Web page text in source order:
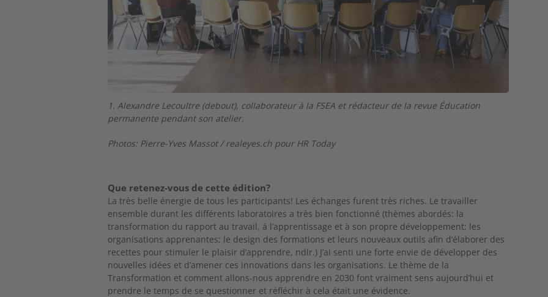
1. Alexandre Lecoultre (debout), collaborateur à la FSEA et rédacteur de la revue Éducation
permanente pendant son atelier.
Photos: Pierre-Yves Massot / realeyes.ch pour HR Today
Que retenez-vous de cette édition?
La très belle énergie de tous les participants! Les échanges furent très riches. Le travailler
ensemble durant les différents laboratoires a très bien fonctionné (thèmes abordés: la
transformation du rapport au travail, à l’apprentissage et à son propre développement; les
organisations apprenantes; le design des formations et leurs nouveaux outils afin d’élaborer des
recettes pour stimuler le plaisir d’apprendre, ndlr.) J’ai senti une forte envie de développer des
nouvelles idées et d’amener ces innovations dans les organisations. Le thème de la
Transformation et comment allons-nous apprendre en 2030 font vraiment sens aujourd’hui et
prendre le temps de se questionner et réfléchir à cela était une évidence.